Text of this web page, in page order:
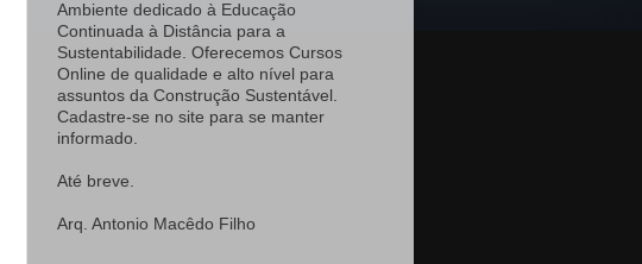
Ambiente dedicado à Educação
Continuada à Distância para a
Sustentabilidade. Oferecemos Cursos
Online de qualidade e alto nível para
assuntos da Construção Sustentável.
Cadastre-se no site para se manter
informado.
Até breve.
Arq. Antonio Macêdo Filho